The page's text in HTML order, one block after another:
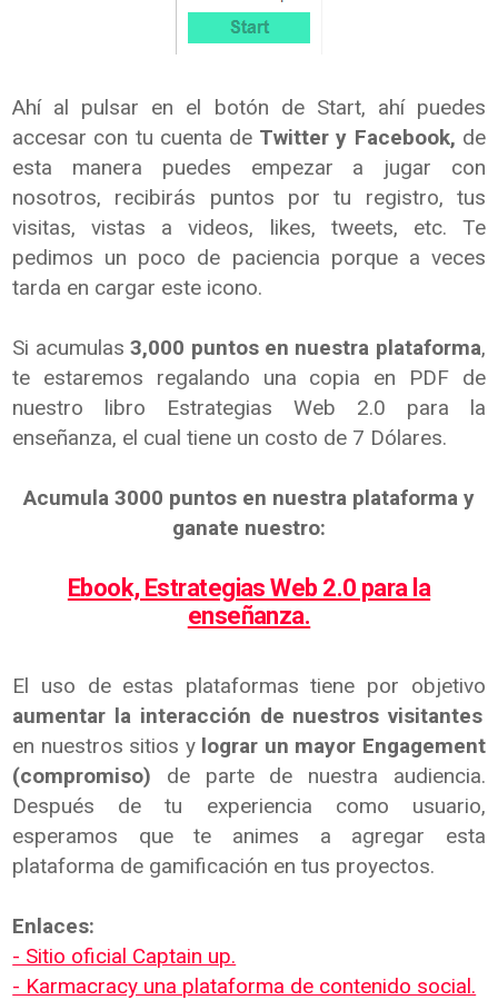
Ahí al pulsar en el botón de Start, ahí puedes
accesar con tu cuenta de Twitter y Facebook, de
esta manera puedes empezar a jugar con
nosotros, recibirás puntos por tu registro, tus
visitas, vistas a videos, likes, tweets, etc. Te
pedimos un poco de paciencia porque a veces
tarda en cargar este icono.
Si acumulas 3,000 puntos en nuestra plataforma,
te estaremos regalando una copia en PDF de
nuestro libro Estrategias Web 2.0 para la
enseñanza, el cual tiene un costo de 7 Dólares.
Acumula 3000 puntos en nuestra plataforma y
ganate nuestro:
Ebook, Estrategias Web 2.0 para la
enseñanza.
El uso de estas plataformas tiene por objetivo
aumentar la interacción de nuestros visitantes
en nuestros sitios y lograr un mayor Engagement
(compromiso) de parte de nuestra audiencia.
Después de tu experiencia como usuario,
esperamos que te animes a agregar esta
plataforma de gamificación en tus proyectos.
Enlaces:
- Sitio oficial Captain up.
- Karmacracy una plataforma de contenido social.